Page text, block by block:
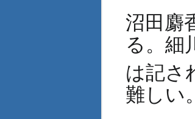
沼田麝
る。細
は記さ
難しい。